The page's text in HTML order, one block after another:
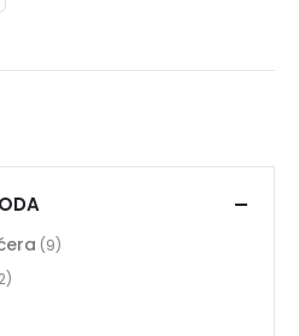
(9)